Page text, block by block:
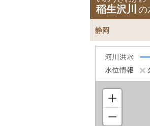
稲生沢川 の
静岡